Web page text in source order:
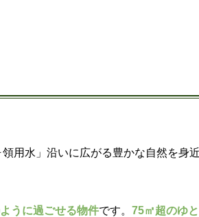
領用水」沿いに広がる豊かな自然を身
うに過ごせる物件です。 75㎡超のゆ